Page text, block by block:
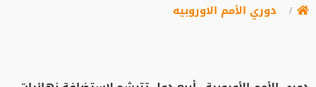
دوري الأمم الاوروبيه